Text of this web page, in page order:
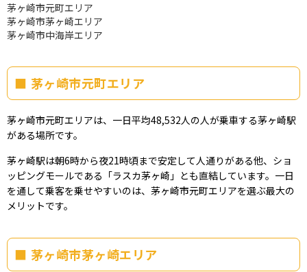
茅ヶ崎市元町エリア
茅ヶ崎市茅ヶ崎エリア
茅ヶ崎市中海岸エリア
茅ヶ崎市元町エリア
茅ヶ崎市元町エリアは、一日平均48,532人の人が乗車する茅ヶ崎駅
がある場所です。
茅ヶ崎駅は朝6時から夜21時頃まで安定して人通りがある他、ショ
ッピングモールである「ラスカ茅ヶ崎」とも直結しています。一日
を通して乗客を乗せやすいのは、茅ヶ崎市元町エリアを選ぶ最大の
メリットです。
茅ヶ崎市茅ヶ崎エリア